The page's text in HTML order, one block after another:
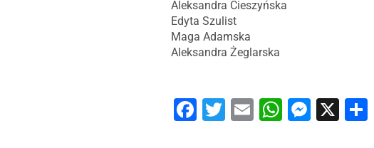
Aleksandra Cieszyńska
Edyta Szulist
Maga Adamska
Aleksandra Żeglarska
Facebook
Twitter
EmailWhatsApp
X